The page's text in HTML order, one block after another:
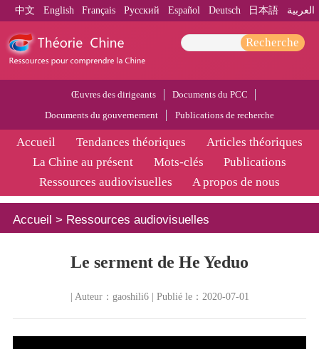
中文 English Français Pусский Español Deutsch 日本語 العربية
Recherche
Œuvres des dirigeants
Documents du PCC
Documents du gouvernement
Publications de recherche
Accueil Tendances théoriques
Articles théoriques
La Chine au présent
Mots-clés
Publications
Ressources audiovisuelles
A propos de nous
Accueil > Ressources audiovisuelles
Le serment de He Yeduo
| Auteur：gaoshili6 | Publié le：2020-07-01